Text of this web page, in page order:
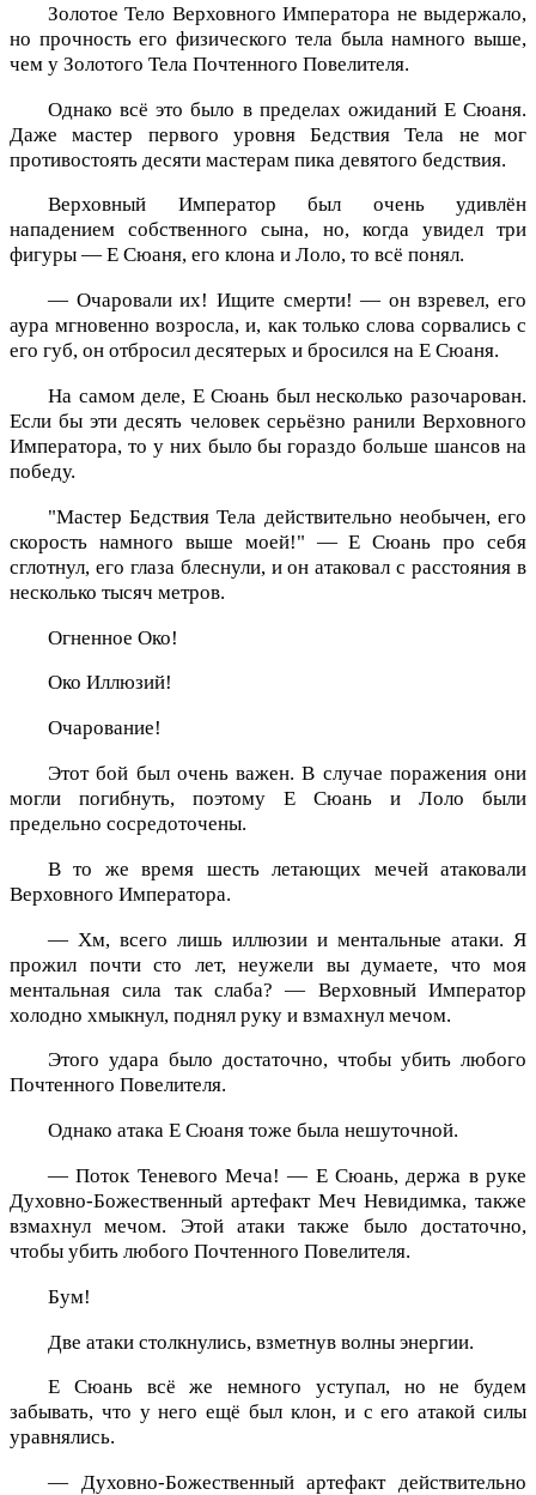
Золотое Тело Верховного Императора не выдержало,
но прочность его физического тела была намного выше,
чем у Золотого Тела Почтенного Повелителя.
Однако всё это было в пределах ожиданий Е Сюаня.
Даже мастер первого уровня Бедствия Тела не мог
противостоять десяти мастерам пика девятого бедствия.
Верховный Император был очень удивлён
нападением собственного сына, но, когда увидел три
фигуры — Е Сюаня, его клона и Лоло, то всё понял.
— Очаровали их! Ищите смерти! — он взревел, его
аура мгновенно возросла, и, как только слова сорвались с
его губ, он отбросил десятерых и бросился на Е Сюаня.
На самом деле, Е Сюань был несколько разочарован.
Если бы эти десять человек серьёзно ранили Верховного
Императора, то у них было бы гораздо больше шансов на
победу.
"Мастер Бедствия Тела действительно необычен, его
скорость намного выше моей!" — Е Сюань про себя
сглотнул, его глаза блеснули, и он атаковал с расстояния в
несколько тысяч метров.
Огненное Око!
Око Иллюзий!
Очарование!
Этот бой был очень важен. В случае поражения они
могли погибнуть, поэтому Е Сюань и Лоло были
предельно сосредоточены.
В то же время шесть летающих мечей атаковали
Верховного Императора.
— Хм, всего лишь иллюзии и ментальные атаки. Я
прожил почти сто лет, неужели вы думаете, что моя
ментальная сила так слаба? — Верховный Император
холодно хмыкнул, поднял руку и взмахнул мечом.
Этого удара было достаточно, чтобы убить любого
Почтенного Повелителя.
Однако атака Е Сюаня тоже была нешуточной.
— Поток Теневого Меча! — Е Сюань, держа в руке
Духовно-Божественный артефакт Меч Невидимка, также
взмахнул мечом. Этой атаки также было достаточно,
чтобы убить любого Почтенного Повелителя.
Бум!
Две атаки столкнулись, взметнув волны энергии.
Е Сюань всё же немного уступал, но не будем
забывать, что у него ещё был клон, и с его атакой силы
уравнялись.
— Духовно-Божественный артефакт действительно